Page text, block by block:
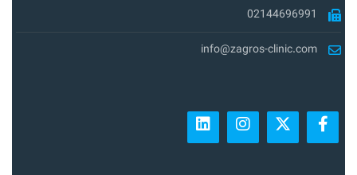
02144696991
info@zagros-clinic.com